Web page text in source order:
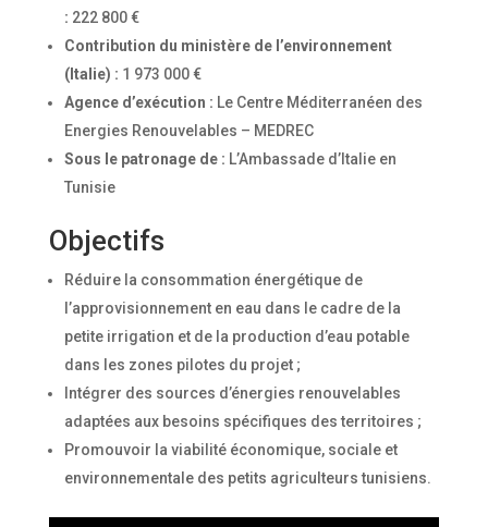
: 222 800 €
Contribution du ministère de l’environnement
(Italie) : 1 973 000 €
Agence d’exécution : Le Centre Méditerranéen des
Energies Renouvelables – MEDREC
Sous le patronage de : L’Ambassade d’Italie en
Tunisie
Objectifs
Réduire la consommation énergétique de
l’approvisionnement en eau dans le cadre de la
petite irrigation et de la production d’eau potable
dans les zones pilotes du projet ;
Intégrer des sources d’énergies renouvelables
adaptées aux besoins spécifiques des territoires ;
Promouvoir la viabilité économique, sociale et
environnementale des petits agriculteurs tunisiens.